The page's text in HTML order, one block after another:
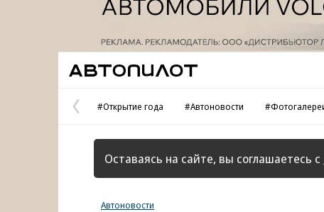
Предыдущая
страница
#Открытие года #Автоновости
Оставаясь на сайте, вы соглашаетесь с
Автоновости